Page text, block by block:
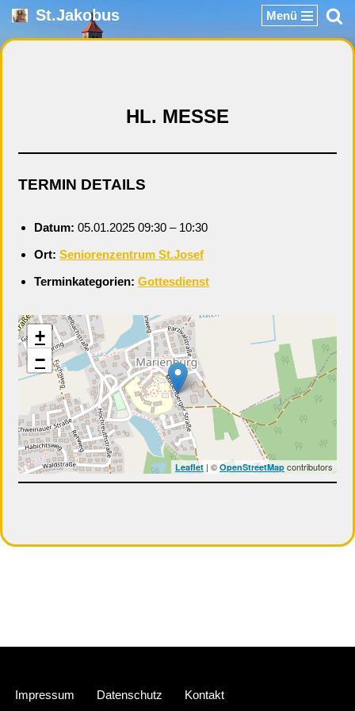
Zum
St.Jakobus Menü
HL. MESSE
TERMIN DETAILS
Datum: 05.01.2025 09:30 – 10:30
Ort: Seniorenzentrum St.Josef
Terminkategorien: Gottesdienst
+
−
Leaflet | © OpenStreetMapcontributors
Impressum Datenschutz Kontakt